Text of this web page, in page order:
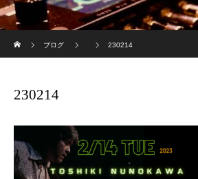
ブログ
230214
230214